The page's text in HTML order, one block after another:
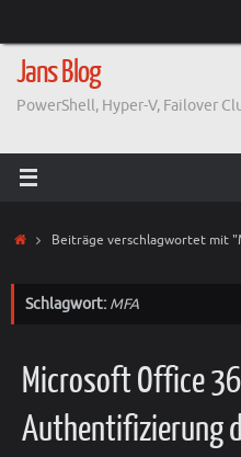
springen
Jans Blog
PowerShell, Hyper-V, Failover
StartBeiträge verschlagwortet mit
Schlagwort: MFA
Microsoft Office
Authentifizierung